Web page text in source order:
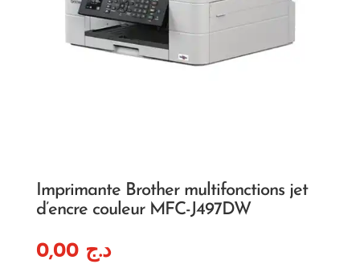
Imprimante Brother multifonctions jet
d’encre couleur MFC-J497DW
د.ج 0,00